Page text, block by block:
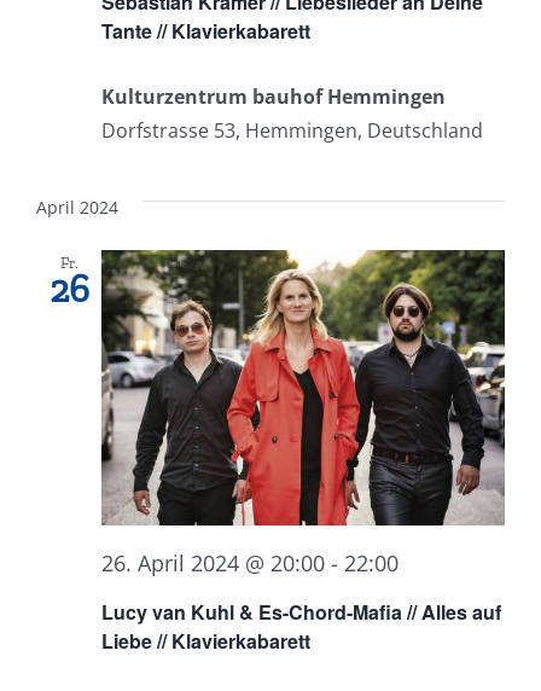
Tante // Klavierkabarett
Kulturzentrum bauhof Hemmingen
Dorfstrasse 53, Hemmingen, Deutschland
April 2024
Fr.
26
Lucy van Kuhl & Es-Chord-Mafia // Alles auf
Liebe // Klavierkabarett
26. April 2024 @ 20:00 - 22:00